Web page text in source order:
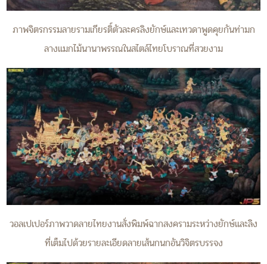
ภาพจิตรกรรมลายรามเกียรติ์ตัวละครลิงยักษ์และเทวดาพูดคุยกันท่ามก
ลางแมกไม้นานาพรรณในสไตล์ไทยโบราณที่สวยงาม
วอลเปเปอร์ภาพวาดลายไทยงานสั่งพิมพ์ฉากสงครามระหว่างยักษ์และลิง
ที่เต็มไปด้วยรายละเอียดลายเส้นกนกอันวิจิตรบรรจง